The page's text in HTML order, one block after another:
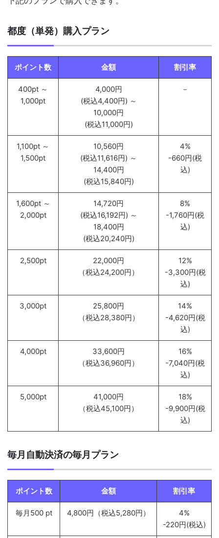
都度（単発）購入プラン
ポイント数 金額 割引率
400pt ～
1,000pt
4,000円
(税込4,400円) ～
10,000円
(税込11,000円)
－
1,100pt ～
1,500pt
10,560円
(税込11,616円) ～
14,400円
(税込15,840円)
4%
-660円(税
込)
1,600pt ～
2,000pt
14,720円
(税込16,192円) ～
18,400円
(税込20,240円)
8%
-1,760円(税
込)
2,500pt
22,000円
（税込24,200円）
12%
-3,300円(税
込)
3,000pt
25,800円
（税込28,380円）
14%
-4,620円(税
込)
4,000pt
33,600円
（税込36,960円）
16%
-7,040円(税
込)
5,000pt
41,000円
（税込45,100円）
18%
-9,900円(税
込)
毎月自動決済の毎月プラン
ポイント数 金額 割引率
毎月500 pt 4,800円（税込5,280円）
4%
-220円(税込)